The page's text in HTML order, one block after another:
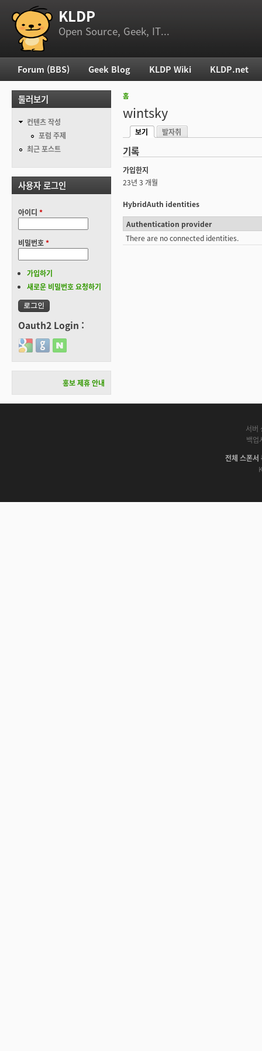
부 메뉴 KLDP
Open Source, Geek, IT...
현재 위치
홈
wintsky
기본탭
보기
발자취
기록
가입한지
23년 3 개월
HybridAuth identities
Authentication provider
There are no connected identities.
주 메뉴
Forum (BBS) Geek Blog KLDP Wiki KLDP.net
둘러보기
컨텐츠 작성
포럼 주제
최근 포스트
사용자 로그인
아이디 *
비밀번호*
가입하기
새로운 비밀번호 요청하기
Oauth2 Login :
Login with Google
Login with GitHub
Login with Naver
홍보 제휴 안내
서버
백업
전체 스폰서